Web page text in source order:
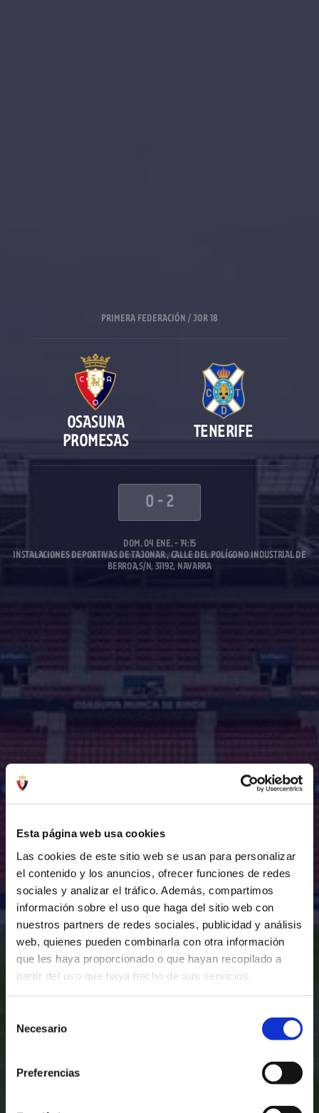
Esta página web usa cookies
Las cookies de este sitio web se usan para personalizar
el contenido y los anuncios, ofrecer funciones de redes
sociales y analizar el tráfico. Además, compartimos
información sobre el uso que haga del sitio web con
nuestros partners de redes sociales, publicidad y análisis
web, quienes pueden combinarla con otra información
que les haya proporcionado o que hayan recopilado a
partir del uso que haya hecho de sus servicios.
Necesario
Preferencias
PRIMERA FEDERACIÓN / JOR 18
OSASUNA
PROMESAS
TENERIFE
0 - 2
DOM. 04 ENE. - 14:15
INSTALACIONES DEPORTIVAS DE TAJONAR , CALLE DEL POLÍGONO INDUSTRIAL DE
BERROA,S/N, 31192, NAVARRA